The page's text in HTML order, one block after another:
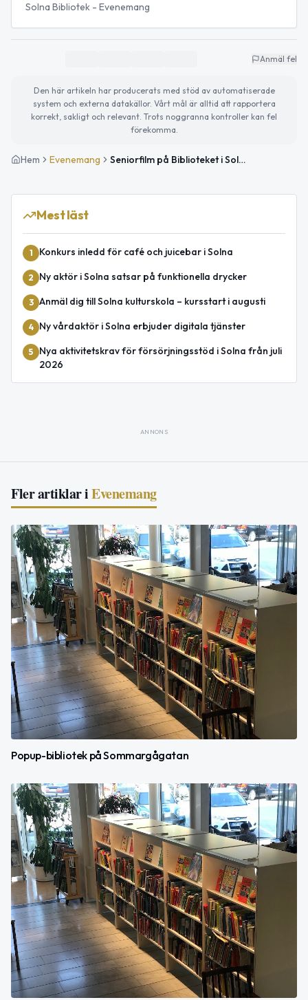
Solna Bibliotek - Evenemang
Anmäl fel
Den här artikeln har producerats med stöd av automatiserade
system och externa datakällor. Vårt mål är alltid att rapportera
korrekt, sakligt och relevant. Trots noggranna kontroller kan fel
förekomma.
Hem Evenemang Seniorfilm på Biblioteket i Solna centrum
Mest läst
1 Konkurs inledd för café och juicebar i Solna
2 Ny aktör i Solna satsar på funktionella drycker
3 Anmäl dig till Solna kulturskola – kursstart i augusti
4 Ny vårdaktör i Solna erbjuder digitala tjänster
5
Nya aktivitetskrav för försörjningsstöd i Solna från juli
2026
ANNONS
Fler artiklar iEvenemang
Popup-bibliotek på Sommargågatan